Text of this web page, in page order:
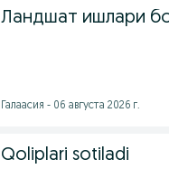
Ландшат ишлари
Галаасия - 06 августа 2026 г.
Qoliplari sotiladi